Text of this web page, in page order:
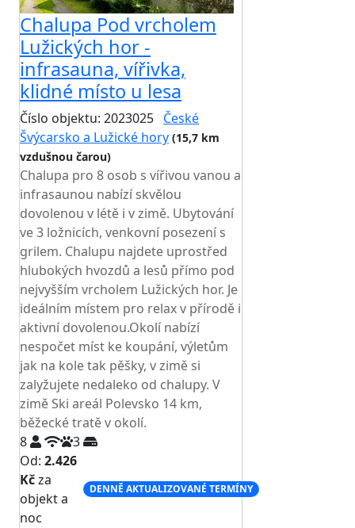
Chalupa Pod vrcholem
Lužických hor -
infrasauna, vířivka,
klidné místo u lesa
Číslo objektu: 2023025 České
Švýcarsko a Lužické hory (15,7 km
vzdušnou čarou)
Chalupa pro 8 osob s vířivou vanou a
infrasaunou nabízí skvělou
dovolenou v létě i v zimě. Ubytování
ve 3 ložnicích, venkovní posezení s
grilem. Chalupu najdete uprostřed
hlubokých hvozdů a lesů přímo pod
nejvyšším vrcholem Lužických hor. Je
ideálním místem pro relax v přírodě i
aktivní dovolenou.Okolí nabízí
nespočet míst ke koupání, výletům
jak na kole tak pěšky, v zimě si
zalyžujete nedaleko od chalupy. V
zimě Ski areál Polevsko 14 km,
běžecké tratě v okolí.
8
3
Od: 2.426
Kčza
objekt a
noc
DENNĚ AKTUALIZOVANÉ TERMÍNY